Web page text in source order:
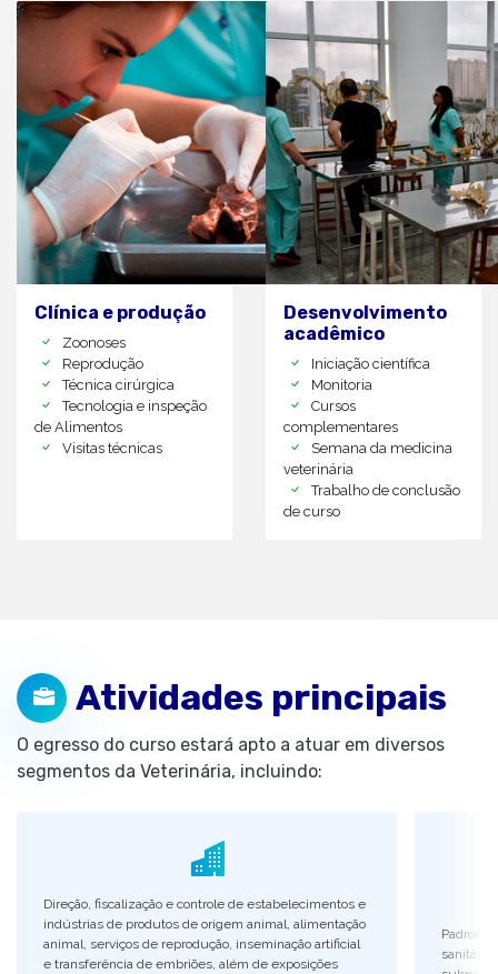
Clínica e produção
Zoonoses
Reprodução
Técnica cirúrgica
Tecnologia e inspeção
de Alimentos
Visitas técnicas
Desenvolvimento
acadêmico
Iniciação científica
Monitoria
Cursos
complementares
Semana da medicina
veterinária
Trabalho de conclusão
de curso
Atividades principais
O egresso do curso estará apto a atuar em diversos
segmentos da Veterinária, incluindo:
Direção, fiscalização e controle de estabelecimentos e
indústrias de produtos de origem animal, alimentação
animal, serviços de reprodução, inseminação artificial
e transferência de embriões, além de exposições